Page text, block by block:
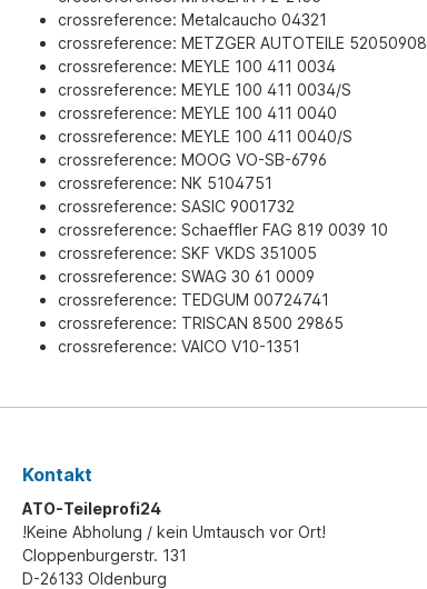
crossreference: Metalcaucho 04321
crossreference: METZGER AUTOTEILE 52050908
crossreference: MEYLE 100 411 0034
crossreference: MEYLE 100 411 0034/S
crossreference: MEYLE 100 411 0040
crossreference: MEYLE 100 411 0040/S
crossreference: MOOG VO-SB-6796
crossreference: NK 5104751
crossreference: SASIC 9001732
crossreference: Schaeffler FAG 819 0039 10
crossreference: SKF VKDS 351005
crossreference: SWAG 30 61 0009
crossreference: TEDGUM 00724741
crossreference: TRISCAN 8500 29865
crossreference: VAICO V10-1351
Kontakt
ATO-Teileprofi24
!Keine Abholung / kein Umtausch vor Ort!
Cloppenburgerstr. 131
D-26133 Oldenburg